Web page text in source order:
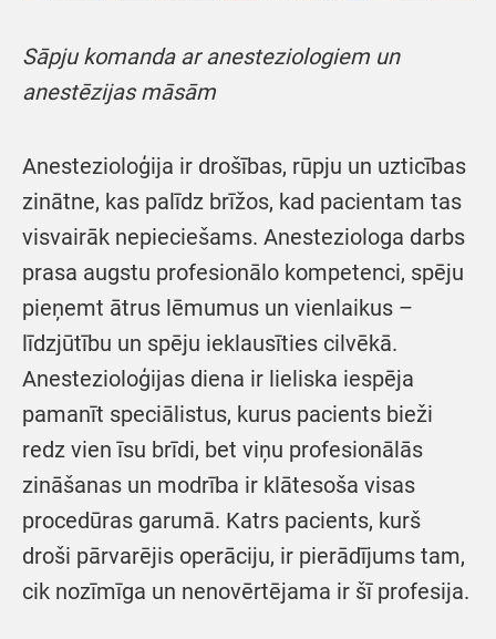
Sāpju komanda ar anesteziologiem un
anestēzijas māsām
Anestezioloģija ir drošības, rūpju un uzticības
zinātne, kas palīdz brīžos, kad pacientam tas
visvairāk nepieciešams. Anesteziologa darbs
prasa augstu profesionālo kompetenci, spēju
pieņemt ātrus lēmumus un vienlaikus –
līdzjūtību un spēju ieklausīties cilvēkā.
Anestezioloģijas diena ir lieliska iespēja
pamanīt speciālistus, kurus pacients bieži
redz vien īsu brīdi, bet viņu profesionālās
zināšanas un modrība ir klātesoša visas
procedūras garumā. Katrs pacients, kurš
droši pārvarējis operāciju, ir pierādījums tam,
cik nozīmīga un nenovērtējama ir šī profesija.